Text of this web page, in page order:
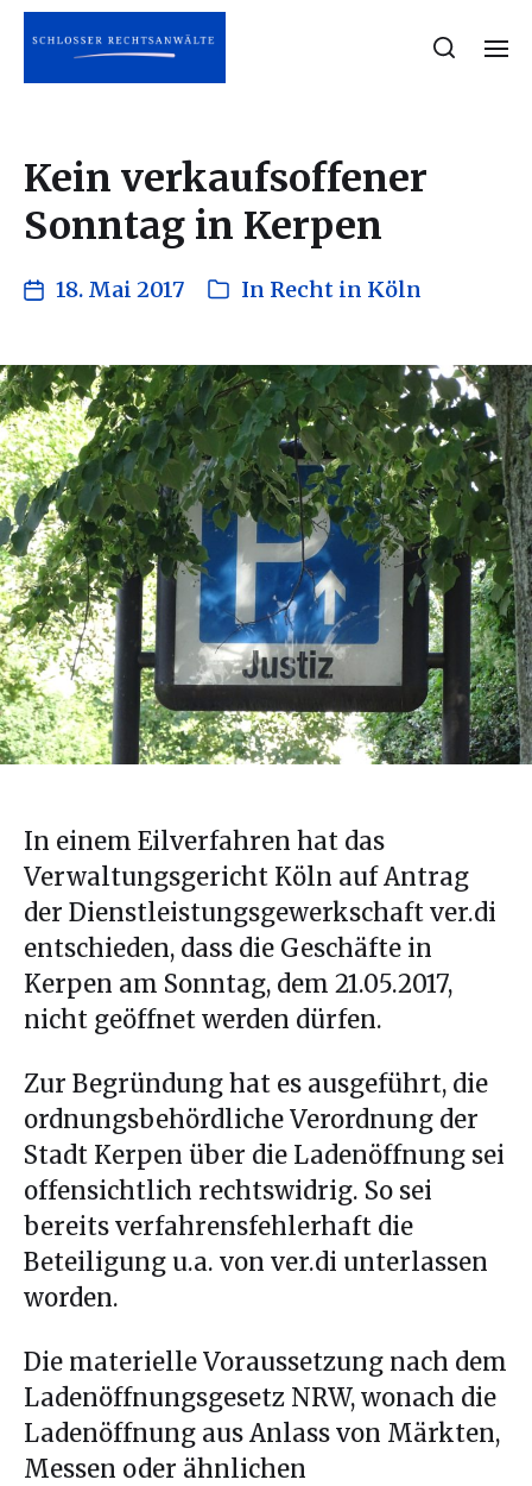
Kein verkaufsoffener
Sonntag in Kerpen
18. Mai 2017 In Recht in Köln
In einem Eilverfahren hat das
Verwaltungsgericht Köln auf Antrag
der Dienstleistungsgewerkschaft ver.di
entschieden, dass die Geschäfte in
Kerpen am Sonntag, dem 21.05.2017,
nicht geöffnet werden dürfen.
Zur Begründung hat es ausgeführt, die
ordnungsbehördliche Verordnung der
Stadt Kerpen über die Ladenöffnung sei
offensichtlich rechtswidrig. So sei
bereits verfahrensfehlerhaft die
Beteiligung u.a. von ver.di unterlassen
worden.
Die materielle Voraussetzung nach dem
Ladenöffnungsgesetz NRW, wonach die
Ladenöffnung aus Anlass von Märkten,
Messen oder ähnlichen